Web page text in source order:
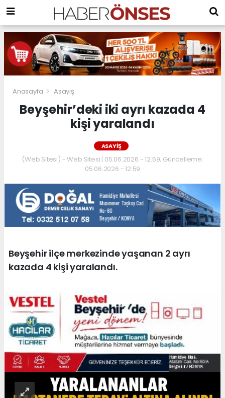
Anasayfa Asayiş
Beyşehir’deki iki ayrı kazada 4
kişi yaralandı
ASAYIŞ
(Web Sitesi) - Web Sitesi | 05.06.2026 - 12:59, Güncelleme:
05.06.2026 - 12:59
Beyşehir ilçe merkezinde yaşanan 2 ayrı
kazada 4 kişi yaralandı.